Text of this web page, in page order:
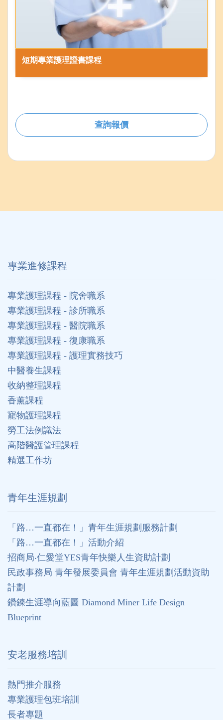
短期專業護理證書課程
查詢報價
專業進修課程
專業護理課程 - 院舍職系
專業護理課程 - 診所職系
專業護理課程 - 醫院職系
專業護理課程 - 復康職系
專業護理課程 - 護理實務技巧
中醫養生課程
收納整理課程
香薰課程
寵物護理課程
勞工法例識法
高階醫護管理課程
精選工作坊
⻘年生涯規劃
「路…一直都在！」青年生涯規劃服務計劃
「路…一直都在！」活動介紹
招商局‧仁愛堂YES青年快樂人生資助計劃
民政事務局 青年發展委員會 青年生涯規劃活動資助
計劃
鑽鍊生涯導向藍圖 Diamond Miner Life Design
Blueprint
安老服務培訓
熱門推介服務
專業護理包班培訓
長者專題